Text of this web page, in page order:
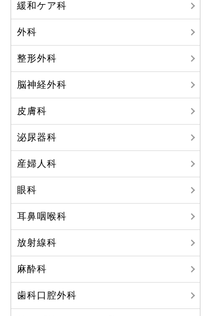
緩和ケア科
外科
整形外科
脳神経外科
皮膚科
泌尿器科
産婦人科
眼科
耳鼻咽喉科
放射線科
麻酔科
歯科口腔外科